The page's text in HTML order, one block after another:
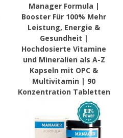
Manager Formula |
Booster Für 100% Mehr
Leistung, Energie &
Gesundheit |
Hochdosierte Vitamine
und Mineralien als A-Z
Kapseln mit OPC &
Multivitamin | 90
Konzentration Tabletten
für Herren & Frauen